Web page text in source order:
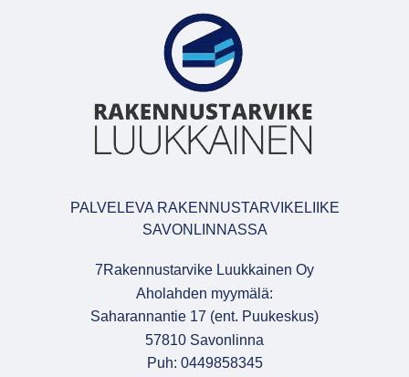
PALVELEVA RAKENNUSTARVIKELIIKE
SAVONLINNASSA
7Rakennustarvike Luukkainen Oy
Aholahden myymälä:
Saharannantie 17 (ent. Puukeskus)
57810 Savonlinna
Puh: 0449858345